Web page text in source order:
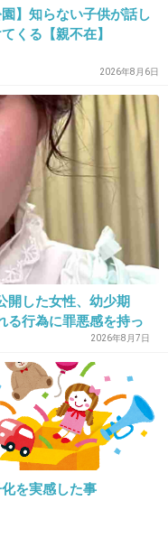
状態ｗ
園】知らない子供が話し
くる【親不在】
2026年8月6日
開した女性、幼少期
る行為に罪悪感を持っ
2026年8月7日
を実感した事